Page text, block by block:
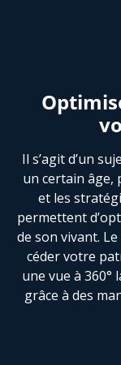
Il s’agit d’un
un certain âge,
et les
permettent
de son vivant.
céder votre
une vue à
grâce à des